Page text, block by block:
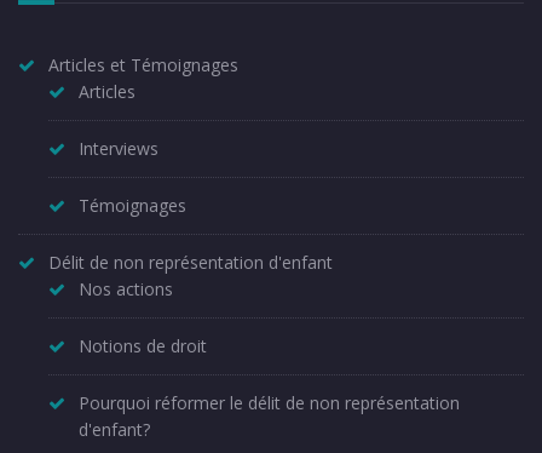
Articles et Témoignages
Articles
Interviews
Témoignages
Délit de non représentation d'enfant
Nos actions
Notions de droit
Pourquoi réformer le délit de non représentation
d'enfant?